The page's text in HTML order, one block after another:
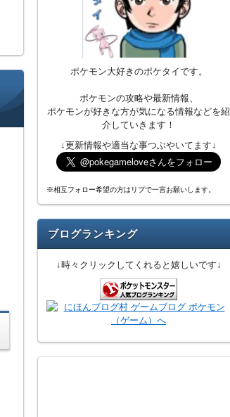
ポケモン大好きのポケタイです。
ポケモンの攻略や最新情報、
ポケモンが好きな方が気になる情報などを紹
介していきます！
↓更新情報や適当な事つぶやいてます↓
※相互フォロー希望の方はリプで一言お願いします。
ブログランキング
↓時々クリックしてくれると嬉しいです↓